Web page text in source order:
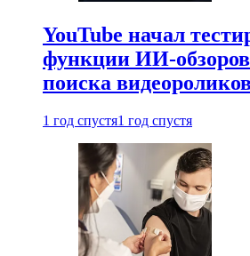
YouTube начал
функции ИИ-обзоров
поиска
1 год спустя1 год спустя